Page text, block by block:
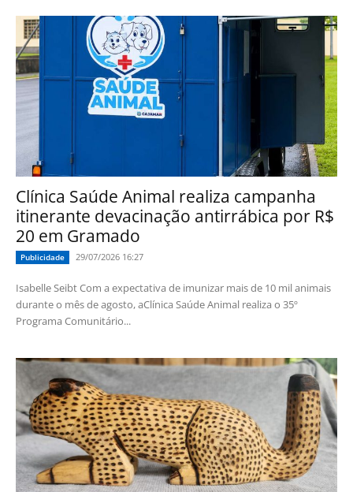
Clínica Saúde Animal realiza campanha
itinerante devacinação antirrábica por R$
20 em Gramado
Publicidade 29/07/2026 16:27
Isabelle Seibt Com a expectativa de imunizar mais de 10 mil animais
durante o mês de agosto, aClínica Saúde Animal realiza o 35º
Programa Comunitário...